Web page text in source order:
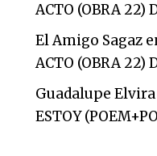
ACTO (OBRA 22)
El Amigo Sagaz
ACTO (OBRA 22)
Guadalupe
ESTOY